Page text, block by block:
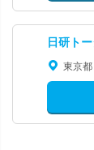
日研ト
東京都